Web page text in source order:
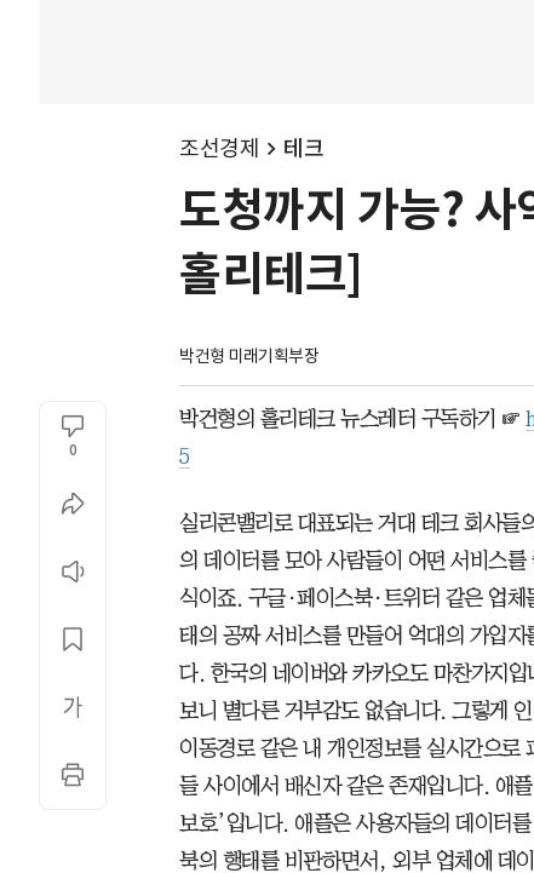
조선경제 테크
도청까지 가능? 사
홀리테크]
박건형 미래기획부장
0
박건형의 홀리테크 뉴스레터 구독하기 ☞
5
실리콘밸리로 대표되는 거대 테크 회사들
의 데이터를 모아 사람들이 어떤 서비스
식이죠. 구글·페이스북·트위터 같은 업
태의 공짜 서비스를 만들어 억대의 가입
다. 한국의 네이버와 카카오도 마찬가지
보니 별다른 거부감도 없습니다. 그렇게
이동경로 같은 내 개인정보를 실시간으로
들 사이에서 배신자 같은 존재입니다. 애
보호’입니다. 애플은 사용자들의 데이터
북의 행태를 비판하면서, 외부 업체에 데